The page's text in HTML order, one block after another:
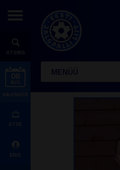
OTSING
OTSE
ERIS
MENÜÜ